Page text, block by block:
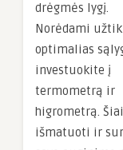
drėgmės lygį.
Norėdami
optimalias
investuokite į
termometrą ir
higrometrą.
išmatuoti ir